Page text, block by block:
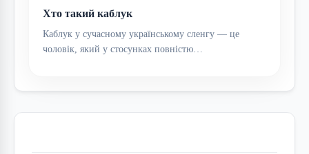
Хто такий каблук
Каблук у сучасному українському сленгу — це
чоловік, який у стосунках повністю…